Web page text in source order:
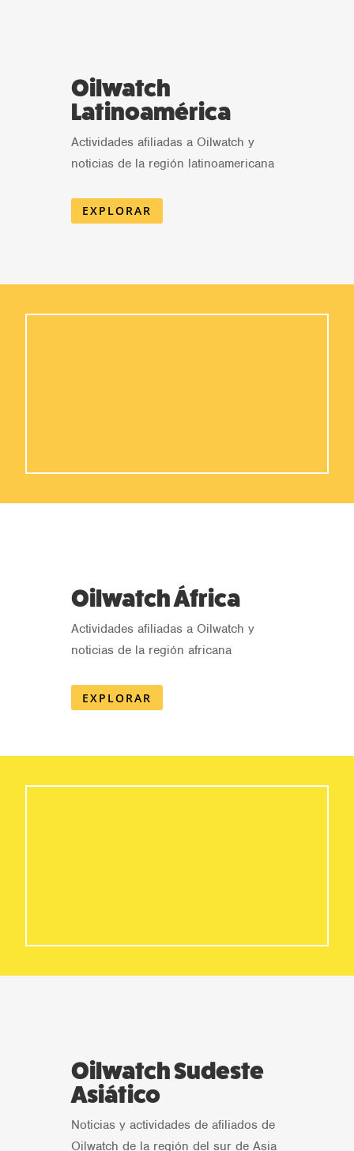
Oilwatch
Latinoamérica
Actividades afiliadas a Oilwatch y
noticias de la región latinoamericana
EXPLORAR
Oilwatch África
Actividades afiliadas a Oilwatch y
noticias de la región africana
EXPLORAR
Oilwatch Sudeste
Asiático
Noticias y actividades de afiliados de
Oilwatch de la región del sur de Asia